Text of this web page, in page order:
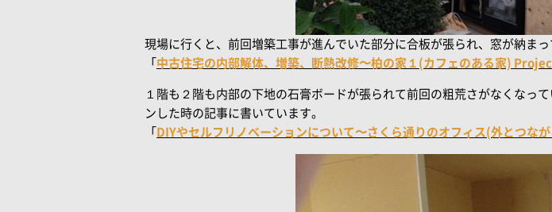
現場に行くと、前回増築工事が進んでいた部分に合板が張られ、窓が納まっ
「 中古住宅の内部解体、増築、断熱改修〜柏の家１(カフェのある家)
１階も２階も内部の下地の石膏ボードが張られて前回の粗荒さがなくなっ
ンした時の記事に書いています。
「 DIYやセルフリノベーションについて〜さくら通りのオフィス(外とつな